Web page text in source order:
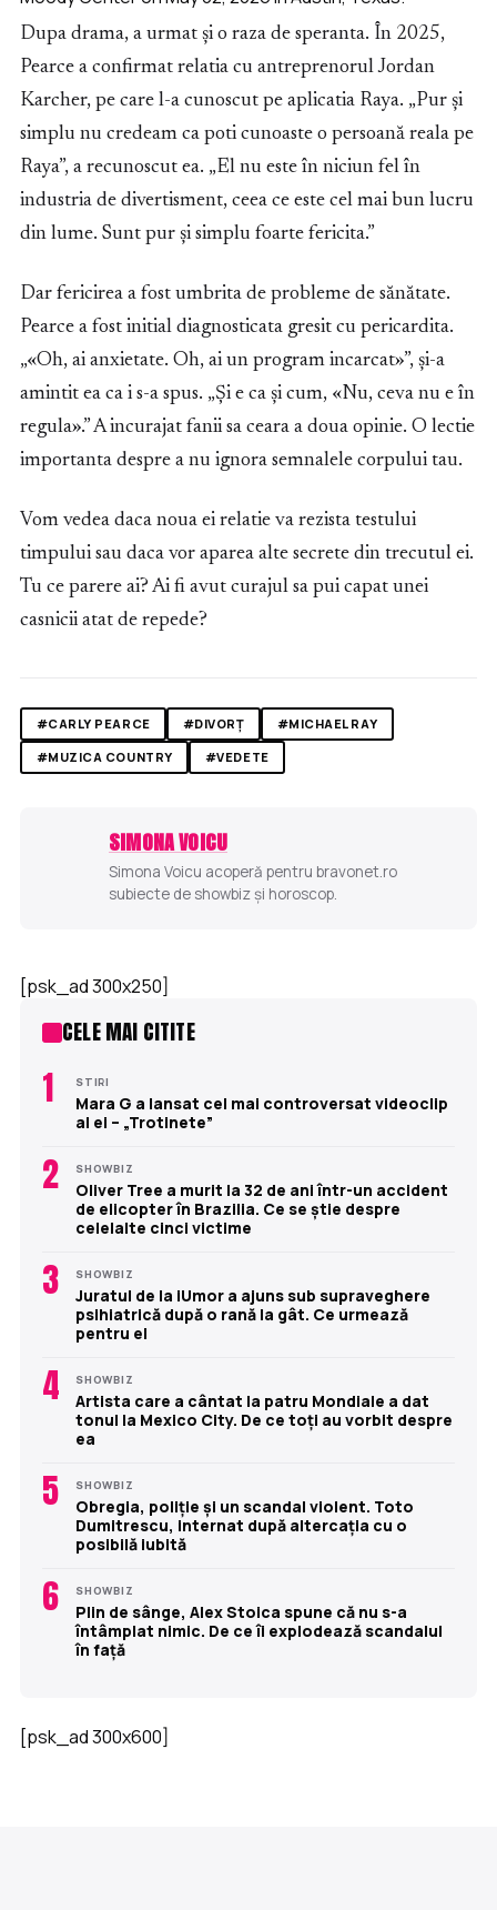
Dupa drama, a urmat și o raza de speranta. În 2025,
Pearce a confirmat relatia cu antreprenorul Jordan
Karcher, pe care l-a cunoscut pe aplicatia Raya. „Pur și
simplu nu credeam ca poti cunoaste o persoană reala pe
Raya”, a recunoscut ea. „El nu este în niciun fel în
industria de divertisment, ceea ce este cel mai bun lucru
din lume. Sunt pur și simplu foarte fericita.”
Dar fericirea a fost umbrita de probleme de sănătate.
Pearce a fost initial diagnosticata gresit cu pericardita.
„«Oh, ai anxietate. Oh, ai un program incarcat»”, și-a
amintit ea ca i s-a spus. „Și e ca și cum, «Nu, ceva nu e în
regula».” A incurajat fanii sa ceara a doua opinie. O lectie
importanta despre a nu ignora semnalele corpului tau.
Vom vedea daca noua ei relatie va rezista testului
timpului sau daca vor aparea alte secrete din trecutul ei.
Tu ce parere ai? Ai fi avut curajul sa pui capat unei
casnicii atat de repede?
#CARLY PEARCE #DIVORȚ
#MICHAEL RAY
#MUZICA COUNTRY
#VEDETE
SIMONA VOICU
Simona Voicu acoperă pentru bravonet.ro
subiecte de showbiz și horoscop.
[psk_ad 300x250]
CELE MAI CITITE
1 STIRI
Mara G a lansat cel mai controversat videoclip
al ei – „Trotinete”
2 SHOWBIZ
Oliver Tree a murit la 32 de ani într-un accident
de elicopter în Brazilia. Ce se știe despre
celelalte cinci victime
3 SHOWBIZ
Juratul de la iUmor a ajuns sub supraveghere
psihiatrică după o rană la gât. Ce urmează
pentru el
4 SHOWBIZ
Artista care a cântat la patru Mondiale a dat
tonul la Mexico City. De ce toți au vorbit despre
ea
5 SHOWBIZ
Obregia, poliție și un scandal violent. Toto
Dumitrescu, internat după altercația cu o
posibilă iubită
6 SHOWBIZ
Plin de sânge, Alex Stoica spune că nu s-a
întâmplat nimic. De ce îi explodează scandalul
în față
[psk_ad 300x600]